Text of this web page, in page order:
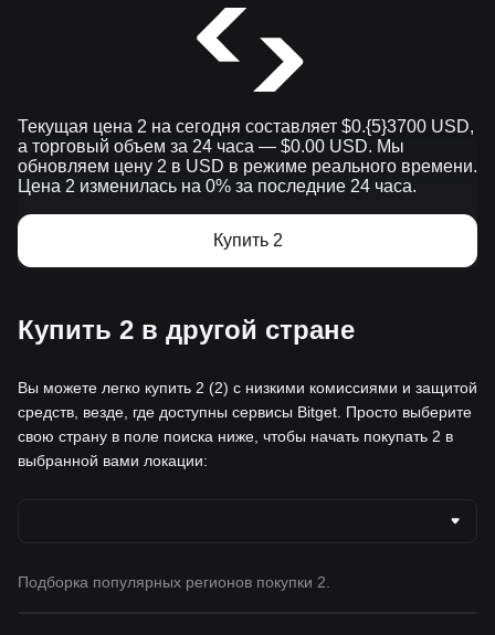
Текущая цена 2 на сегодня составляет $0.{​5}3700 USD,
а торговый объем за 24 часа — $0.00 USD. Мы
обновляем цену 2 в USD в режиме реального времени.
Цена 2 изменилась на 0% за последние 24 часа.
Купить 2
Купить 2 в другой стране
Вы можете легко купить 2 (2) с низкими комиссиями и защитой
средств, везде, где доступны сервисы Bitget. Просто выберите
свою страну в поле поиска ниже, чтобы начать покупать 2 в
выбранной вами локации:
Подборка популярных регионов покупки 2.